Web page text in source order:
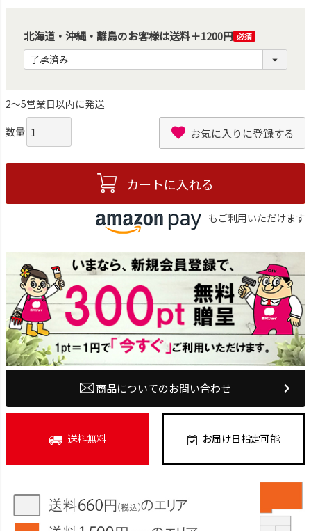
北海道・沖縄・離島のお客様は送料＋1200円
(必
2～5営業日以内に発送
お気に入りに登録する
カートに入れる
もご利用いただけます
商品についてのお問い合わせ
送料無料 お届け日指定可能